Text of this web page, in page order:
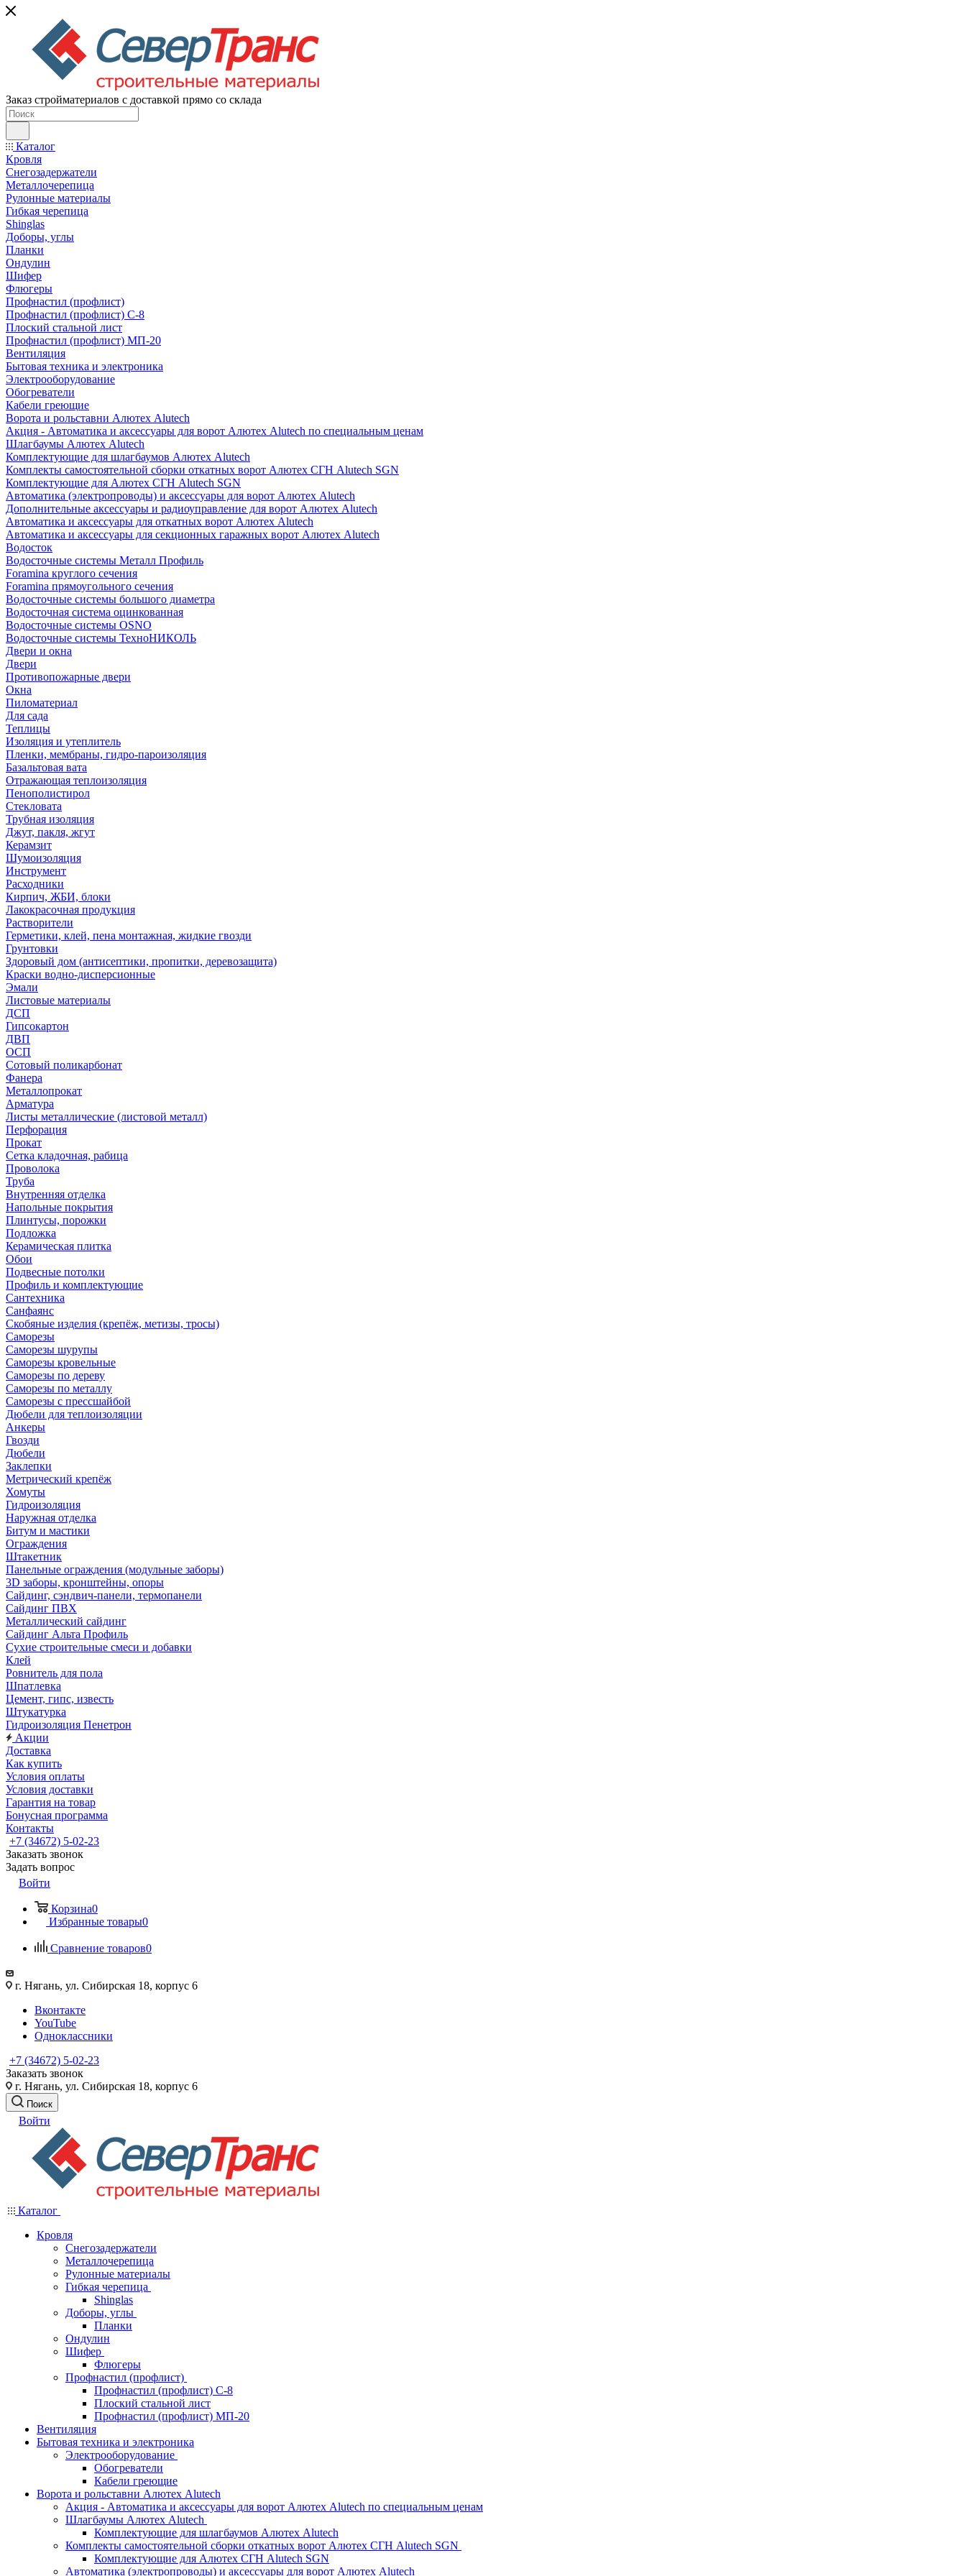
Заказ стройматериалов с доставкой прямо со склада
Каталог
Кровля
Снегозадержатели
Металлочерепица
Рулонные материалы
Гибкая черепица
Shinglas
Доборы, углы
Планки
Ондулин
Шифер
Флюгеры
Профнастил (профлист)
Профнастил (профлист) С-8
Плоский стальной лист
Профнастил (профлист) МП-20
Вентиляция
Бытовая техника и электроника
Электрооборудование
Обогреватели
Кабели греющие
Ворота и рольставни Алютех Alutech
Акция - Автоматика и аксессуары для ворот Алютех Alutech по специальным ценам
Шлагбаумы Алютех Alutech
Комплектующие для шлагбаумов Алютех Alutech
Комплекты самостоятельной сборки откатных ворот Алютех СГН Alutech SGN
Комплектующие для Алютех СГН Alutech SGN
Автоматика (электропроводы) и аксессуары для ворот Алютех Alutech
Дополнительные аксессуары и радиоуправление для ворот Алютех Alutech
Автоматика и аксессуары для откатных ворот Алютех Alutech
Автоматика и аксессуары для секционных гаражных ворот Алютех Alutech
Водосток
Водосточные системы Металл Профиль
Foramina круглого сечения
Foramina прямоугольного сечения
Водосточные системы большого диаметра
Водосточная система оцинкованная
Водосточные системы OSNO
Водосточные системы ТехноНИКОЛЬ
Двери и окна
Двери
Противопожарные двери
Окна
Пиломатериал
Для сада
Теплицы
Изоляция и утеплитель
Пленки, мембраны, гидро-пароизоляция
Базальтовая вата
Отражающая теплоизоляция
Пенополистирол
Стекловата
Трубная изоляция
Джут, пакля, жгут
Керамзит
Шумоизоляция
Инструмент
Расходники
Кирпич, ЖБИ, блоки
Лакокрасочная продукция
Растворители
Герметики, клей, пена монтажная, жидкие гвозди
Грунтовки
Здоровый дом (антисептики, пропитки, деревозащита)
Краски водно-дисперсионные
Эмали
Листовые материалы
ДСП
Гипсокартон
ДВП
ОСП
Сотовый поликарбонат
Фанера
Металлопрокат
Арматура
Листы металлические (листовой металл)
Перфорация
Прокат
Сетка кладочная, рабица
Проволока
Труба
Внутренняя отделка
Напольные покрытия
Плинтусы, порожки
Подложка
Керамическая плитка
Обои
Подвесные потолки
Профиль и комплектующие
Сантехника
Санфаянс
Скобяные изделия (крепёж, метизы, тросы)
Саморезы
Саморезы шурупы
Саморезы кровельные
Саморезы по дереву
Саморезы по металлу
Саморезы с прессшайбой
Дюбели для теплоизоляции
Анкеры
Гвозди
Дюбели
Заклепки
Метрический крепёж
Хомуты
Гидроизоляция
Наружная отделка
Битум и мастики
Ограждения
Штакетник
Панельные ограждения (модульные заборы)
3D заборы, кронштейны, опоры
Cайдинг, сэндвич-панели, термопанели
Сайдинг ПВХ
Металлический сайдинг
Сайдинг Альта Профиль
Сухие строительные смеси и добавки
Клей
Ровнитель для пола
Шпатлевка
Цемент, гипс, известь
Штукатурка
Гидроизоляция Пенетрон
Акции
Доставка
Как купить
Условия оплаты
Условия доставки
Гарантия на товар
Бонусная программа
Контакты
+7 (34672) 5-02-23
Заказать звонок
Задать вопрос
Войти
Корзина0
Избранные товары0
Сравнение товаров0
г. Нягань, ул. Сибирская 18, корпус 6
Вконтакте
YouTube
Одноклассники
+7 (34672) 5-02-23
Заказать звонок
г. Нягань, ул. Сибирская 18, корпус 6
Поиск
Войти
Каталог
Кровля
Снегозадержатели
Металлочерепица
Рулонные материалы
Гибкая черепица
Shinglas
Доборы, углы
Планки
Ондулин
Шифер
Флюгеры
Профнастил (профлист)
Профнастил (профлист) С-8
Плоский стальной лист
Профнастил (профлист) МП-20
Вентиляция
Бытовая техника и электроника
Электрооборудование
Обогреватели
Кабели греющие
Ворота и рольставни Алютех Alutech
Акция - Автоматика и аксессуары для ворот Алютех Alutech по специальным ценам
Шлагбаумы Алютех Alutech
Комплектующие для шлагбаумов Алютех Alutech
Комплекты самостоятельной сборки откатных ворот Алютех СГН Alutech SGN
Комплектующие для Алютех СГН Alutech SGN
Автоматика (электропроводы) и аксессуары для ворот Алютех Alutech